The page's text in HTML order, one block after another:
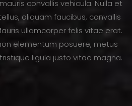
convallis vehicula. Nulla et
aliquam faucibus, convallis
ullamcorper felis vitae erat.
elementum posuere, metus
ligula justo vitae magna.